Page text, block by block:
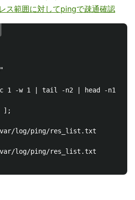
ス範囲に対してpingで疎通確認
-c 1 -w 1 | tail -n2 | head -n1 |
];
log/ping/res_list.txt
log/ping/res_list.txt